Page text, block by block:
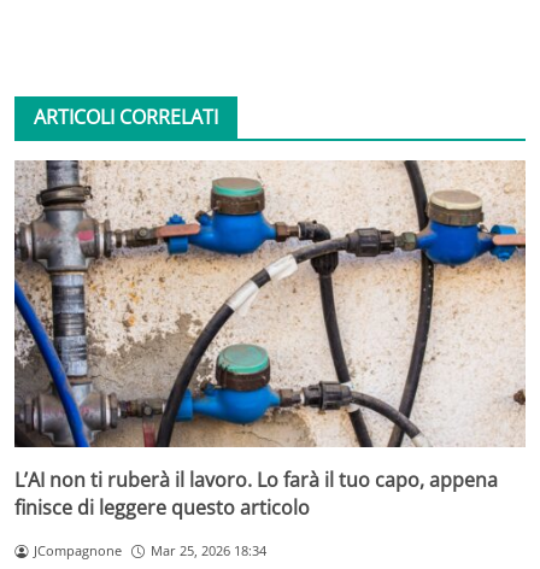
ARTICOLI CORRELATI
L’AI non ti ruberà il lavoro. Lo farà il tuo capo, appena
finisce di leggere questo articolo
JCompagnone Mar 25, 2026 18:34